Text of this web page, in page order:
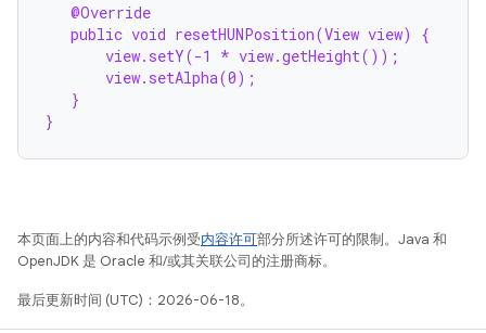
@Override
public void resetHUNPosition(View view) {
view.setY(-1 * view.getHeight());
view.setAlpha(0);
}
}
本页面上的内容和代码示例受内容许可部分所述许可的限制。Java 和
OpenJDK 是 Oracle 和/或其关联公司的注册商标。
最后更新时间 (UTC)：2026-06-18。